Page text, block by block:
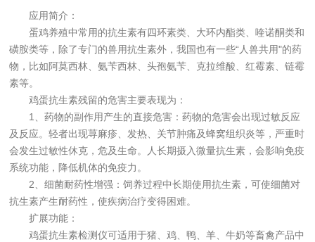
应用简介：
蛋鸡养殖中常用的抗生素有四环素类、大环内酯类、喹诺酮类和
磺胺类等，除了专门的兽用抗生素外，我国也有一些“人兽共用"的药
物，比如阿莫西林、氨苄西林、头孢氨苄、克拉维酸、红霉素、链霉
素等。
鸡蛋抗生素残留的危害主要表现为：
1、药物的副作用产生的直接危害：药物的危害会出现过敏反应
及反应。轻者出现荨麻疹、发热、关节肿痛及蜂窝组织炎等，严重时
会发生过敏性休克，危及生命。人长期摄入微量抗生素，会影响免疫
系统功能，降低机体的免疫力。
2、细菌耐药性增强：饲养过程中长期使用抗生素，可使细菌对
抗生素产生耐药性，使疾病治疗变得困难。
扩展功能：
鸡蛋抗生素检测仪可适用于猪、鸡、鸭、羊、牛奶等畜禽产品中